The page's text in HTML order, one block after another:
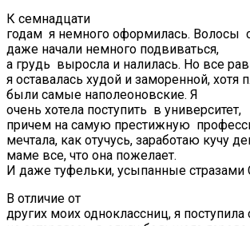
К семнадцати
годам я немного оформилась. Волосы
даже начали немного подвиваться,
а грудь выросла и налилась. Но все
я оставалась худой и заморенной, хотя
были самые наполеоновские. Я
очень хотела поступить в университет,
причем на самую престижную
мечтала, как отучусь, заработаю кучу
маме все, что она пожелает.
И даже туфельки, усыпанные стразами
В отличие от
других моих одноклассниц, я поступила